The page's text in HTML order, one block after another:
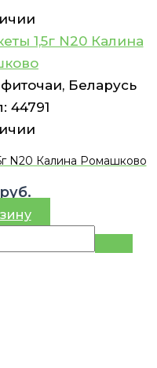
1,5г N20 Калина
Беларусь
44791
N20 Калина Ромашково
руб.